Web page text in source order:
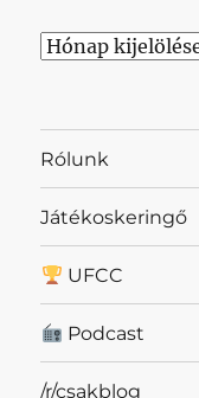
Archívum
Rólunk
Játékoskeringő
UFCC
Podcast
/r/csakblog